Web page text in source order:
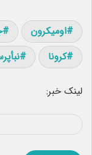
اومیکرون
کرونا
لینک خبر: